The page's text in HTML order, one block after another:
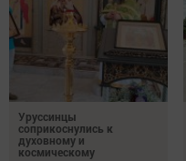
Уруссинцы
соприкоснулись к
духовному и
космическому